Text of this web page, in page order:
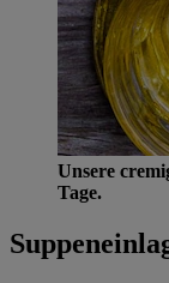
Unsere
Tage.